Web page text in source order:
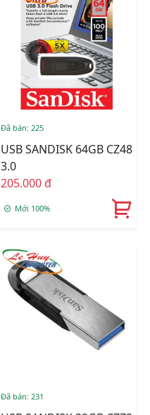
Đã bán: 225
USB SANDISK 64GB CZ48
3.0
205.000 đ
Mới 100%
Đã bán: 231